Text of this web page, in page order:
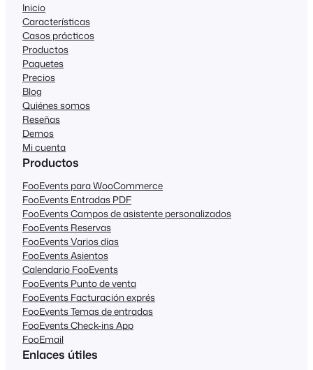
Inicio
Características
Casos prácticos
Productos
Paquetes
Precios
Blog
Quiénes somos
Reseñas
Demos
Mi cuenta
Productos
FooEvents para WooCommerce
FooEvents Entradas PDF
FooEvents Campos de asistente personalizados
FooEvents Reservas
FooEvents Varios días
FooEvents Asientos
Calendario FooEvents
FooEvents Punto de venta
FooEvents Facturación exprés
FooEvents Temas de entradas
FooEvents Check-ins App
FooEmail
Enlaces útiles